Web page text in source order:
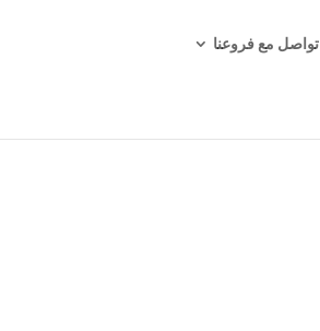
تواصل مع فروعنا